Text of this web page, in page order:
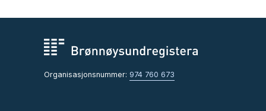
Organisasjonsnummer: 974 760 673